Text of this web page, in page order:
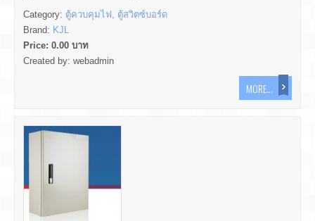
Category: ตู้ควบคุมไฟ, ตู้สวิตซ์บอร์ด
Brand: KJL
Price: 0.00 บาท
Created by: webadmin
MORE...